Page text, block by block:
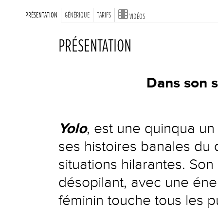
PRÉSENTATION GÉNÉRIQUE TARIFS VIDÉOS
PRÉSENTATION
Dansson
Yolo, est une quinqua
ses histoires banales
situations hilarantes.
désopilant, avec une
féminin touche tous les